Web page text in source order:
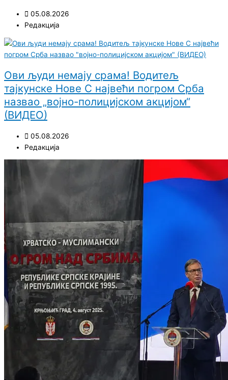
05.08.2026
Редакција
Ови људи немају срама! Водитељ
тајкунске Нове С највећи погром Срба
назвао „војно-полицијском акцијом“
(ВИДЕО)
05.08.2026
Редакција